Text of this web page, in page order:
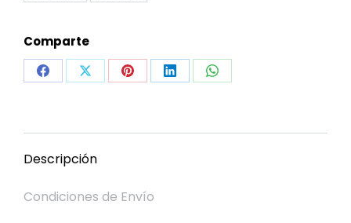
Comparte
Share Share Share Share Share
Descripción
Condiciones de Envío